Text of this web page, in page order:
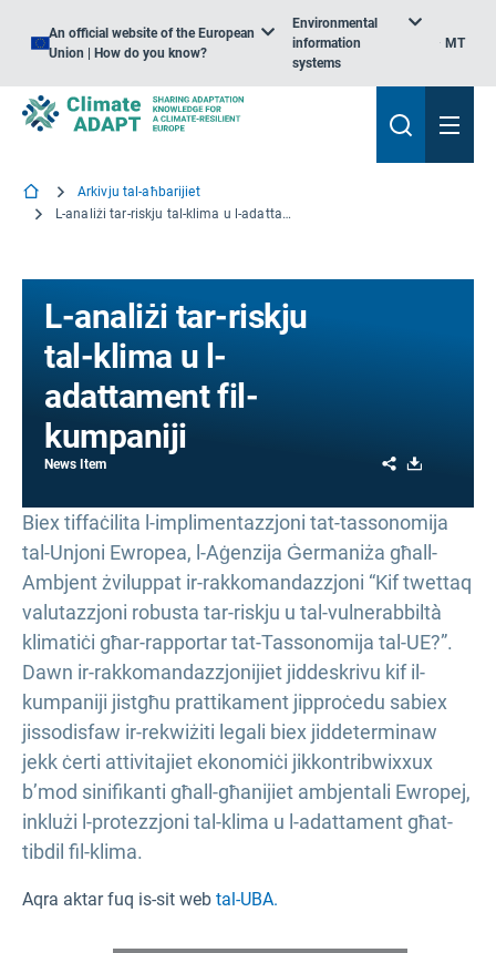
An official website of the European
Union | How do you know?
Environmental
information
systems
MT
Arkivju tal-aħbarijiet
L-analiżi tar-riskju tal-klima u l-adattament fil-kumpaniji
L-analiżi tar-riskju
tal-klima u l-
adattament fil-
kumpaniji
News Item Share
Biex tiffaċilita l-implimentazzjoni tat-tassonomija
tal-Unjoni Ewropea, l-Aġenzija Ġermaniża għall-
Ambjent żviluppat ir-rakkomandazzjoni “Kif twettaq
valutazzjoni robusta tar-riskju u tal-vulnerabbiltà
klimatiċi għar-rapportar tat-Tassonomija tal-UE?”.
Dawn ir-rakkomandazzjonijiet jiddeskrivu kif il-
kumpaniji jistgħu prattikament jipproċedu sabiex
jissodisfaw ir-rekwiżiti legali biex jiddeterminaw
jekk ċerti attivitajiet ekonomiċi jikkontribwixxux
b’mod sinifikanti għall-għanijiet ambjentali Ewropej,
inklużi l-protezzjoni tal-klima u l-adattament għat-
tibdil fil-klima.
Aqra aktar fuq is-sit web tal-UBA.